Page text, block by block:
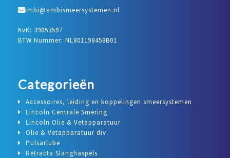
ambi@ambismeersystemen.nl
KvK: 39053597
BTW Nummer: NL801198458B01
Categorieën
Accessoires, leiding en koppelingen smeersystemen
Lincoln Centrale Smering
Lincoln Olie & Vetapparatuur
Olie & Vetapparatuur div.
Pulsarlube
Retracta Slanghaspels